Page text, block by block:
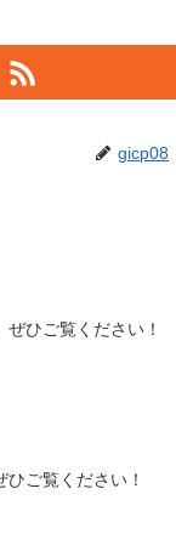
gicp08
ひご覧ください！
ご覧ください！